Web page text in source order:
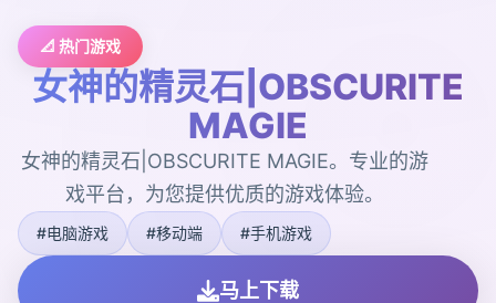
📐 热门游戏
女神的精灵石|OBSCURITE
MAGIE
女神的精灵石|OBSCURITE MAGIE。专业的游
戏平台，为您提供优质的游戏体验。
#电脑游戏 #移动端 #手机游戏
马上下载